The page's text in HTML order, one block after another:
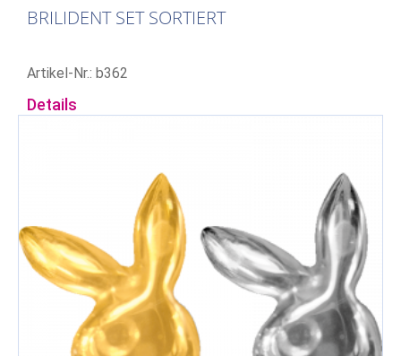
BRILIDENT SET SORTIERT
Artikel-Nr.: b362
Details